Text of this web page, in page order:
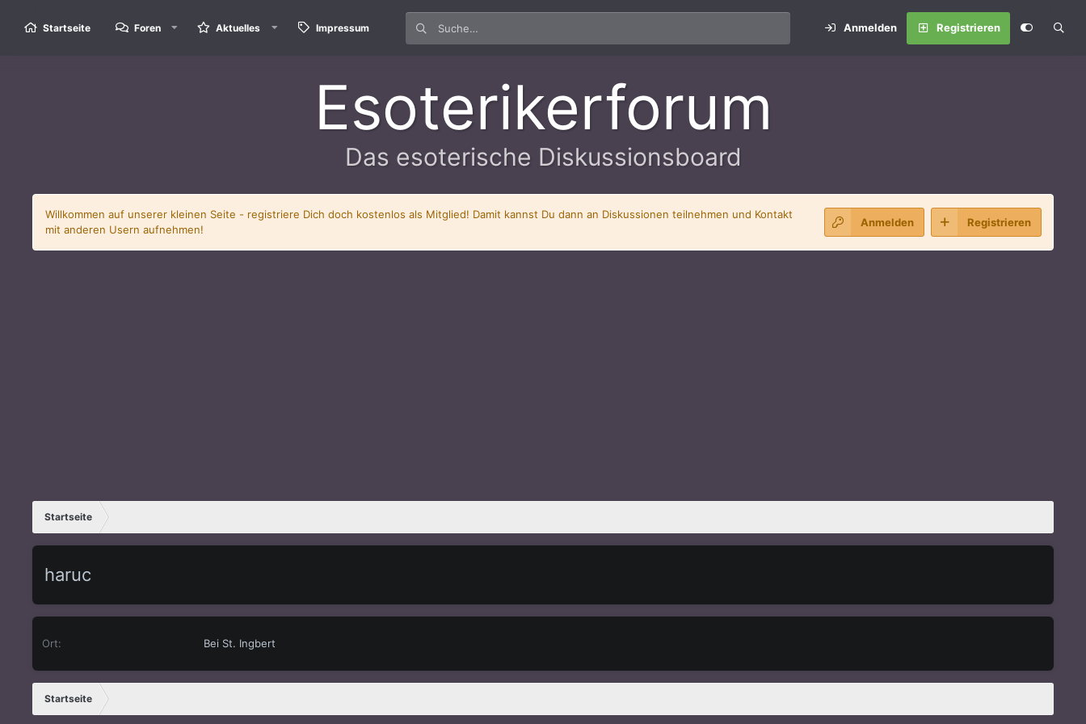
Startseite Foren Aktuelles Impressum Anmelden Registrieren
Esoterikerforum
Das esoterische Diskussionsboard
Willkommen auf unserer kleinen Seite - registriere Dich doch kostenlos als Mitglied! Damit kannst Du dann an Diskussionen teilnehmen und Kontakt
mit anderen Usern aufnehmen!
Anmelden Registrieren
Startseite
haruc
Ort Bei St. Ingbert
Startseite